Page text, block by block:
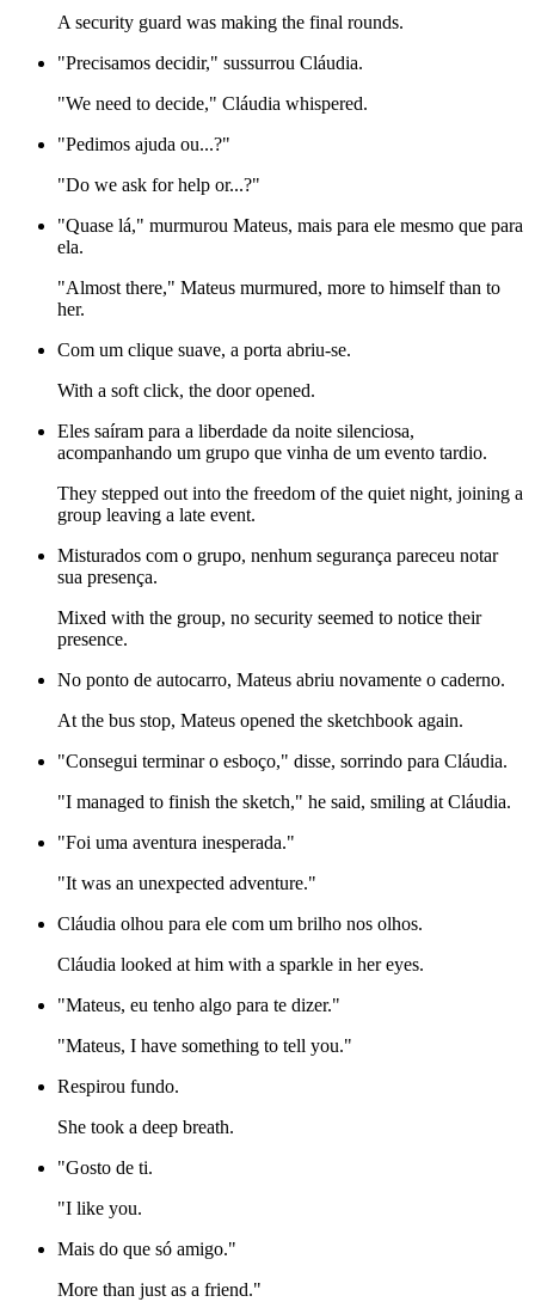
A security guard was making the final rounds.
"Precisamos decidir," sussurrou Cláudia.
"We need to decide," Cláudia whispered.
"Pedimos ajuda ou...?"
"Do we ask for help or...?"
"Quase lá," murmurou Mateus, mais para ele mesmo que para
ela.
"Almost there," Mateus murmured, more to himself than to
her.
Com um clique suave, a porta abriu-se.
With a soft click, the door opened.
Eles saíram para a liberdade da noite silenciosa,
acompanhando um grupo que vinha de um evento tardio.
They stepped out into the freedom of the quiet night, joining a
group leaving a late event.
Misturados com o grupo, nenhum segurança pareceu notar
sua presença.
Mixed with the group, no security seemed to notice their
presence.
No ponto de autocarro, Mateus abriu novamente o caderno.
At the bus stop, Mateus opened the sketchbook again.
"Consegui terminar o esboço," disse, sorrindo para Cláudia.
"I managed to finish the sketch," he said, smiling at Cláudia.
"Foi uma aventura inesperada."
"It was an unexpected adventure."
Cláudia olhou para ele com um brilho nos olhos.
Cláudia looked at him with a sparkle in her eyes.
"Mateus, eu tenho algo para te dizer."
"Mateus, I have something to tell you."
Respirou fundo.
She took a deep breath.
"Gosto de ti.
"I like you.
Mais do que só amigo."
More than just as a friend."